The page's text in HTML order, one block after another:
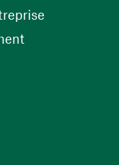
une nouvelle
fenêtre)
fenêtre)